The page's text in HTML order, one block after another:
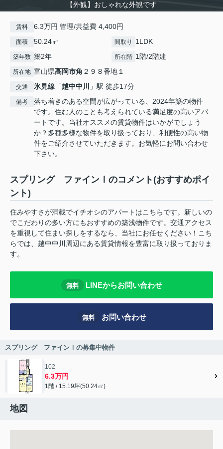
【外観】おしゃれな外観です
賃料 6.3万円 管理/共益費 4,400円
面積 50.24㎡ 間取り 1LDK
築年数 築2年 所在階 1階/2階建
所在地 富山県高岡市角 ２９８番地１
交通 氷見線 「越中中川 」駅 徒歩17分
備考
落ち着きのある空間が広がっている、2024年築の物件
です。住む人のことも考えられている満足度の高いアパ
ートです。当社オススメの賃貸物件はいかがでしょう
か？多種多様な物件を取り扱っており、利便性の高い物
件をご紹介させていただきます。お気軽にお問い合わせ
下さい。
スプリング ファインⅠのコメント(おすすめポイ
ント)
住みやすさが満載でイチオシのアパートはこちらです。新しいの
でこだわりの多い方にもおすすめの築浅物件です。交通アクセス
を重視して住まい探しをするなら、当社にお任せください！こち
らでは、越中中川周辺にある賃貸情報を豊富に取り扱っておりま
す。
無料 LINEからお問い合わせ
無料 お問い合わせ
スプリング ファインⅠの募集中物件
102
6.3万円
1階 / 15.19坪(50.24㎡)
地図